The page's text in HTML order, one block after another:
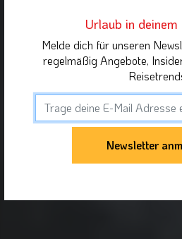
Urlaub in
Melde dich für unseren
regelmäßig Angebote,